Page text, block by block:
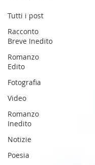
Tutti i post
Racconto
Breve Inedito
Romanzo
Edito
Fotografia
Video
Romanzo
Inedito
Notizie
Poesia